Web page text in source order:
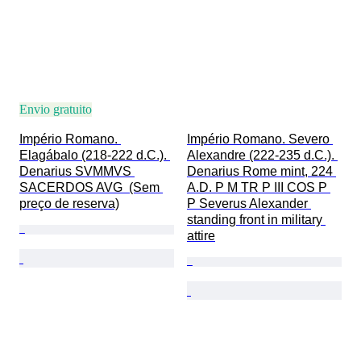
Envio gratuito
Império Romano.
Elagábalo (218-222 d.C.).
Denarius SVMMVS
SACERDOS AVG  (Sem
preço de reserva)
Império Romano. Severo
Alexandre (222-235 d.C.).
Denarius Rome mint, 224
A.D. P M TR P III COS P
P Severus Alexander
standing front in military
attire